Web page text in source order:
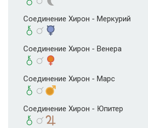
Соединение Хирон - Меркурий
Соединение Хирон - Венера
Соединение Хирон - Марс
Соединение Хирон - Юпитер